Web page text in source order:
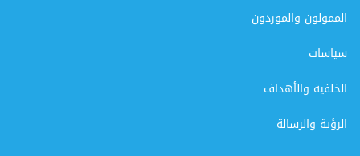
الممولون والموردون
سياسات
الخلفية والأهداف
الرؤية والرسالة